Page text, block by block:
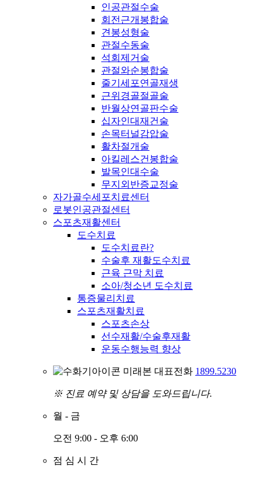
인공관절수술
회전근개봉합술
견봉성형술
관절수동술
석회제거술
관절와순봉합술
줄기세포연골재생
근위경골절골술
반월상연골판수술
십자인대재건술
손목터널감압술
활차절개술
아킬레스건봉합술
발목인대수술
무지외반증교정술
자가골수세포치료센터
로봇인공관절센터
스포츠재활센터
도수치료
도수치료란?
수술후 재활도수치료
근육 근막 치료
소아/청소년 도수치료
통증물리치료
스포츠재활치료
스포츠손상
선수재활/수술후재활
운동수행능력 향상
미래본 대표전화 1899.5230
※ 진료 예약 및 상담을 도와드립니다.
월 - 금
오전 9:00 - 오후 6:00
점 심 시 간